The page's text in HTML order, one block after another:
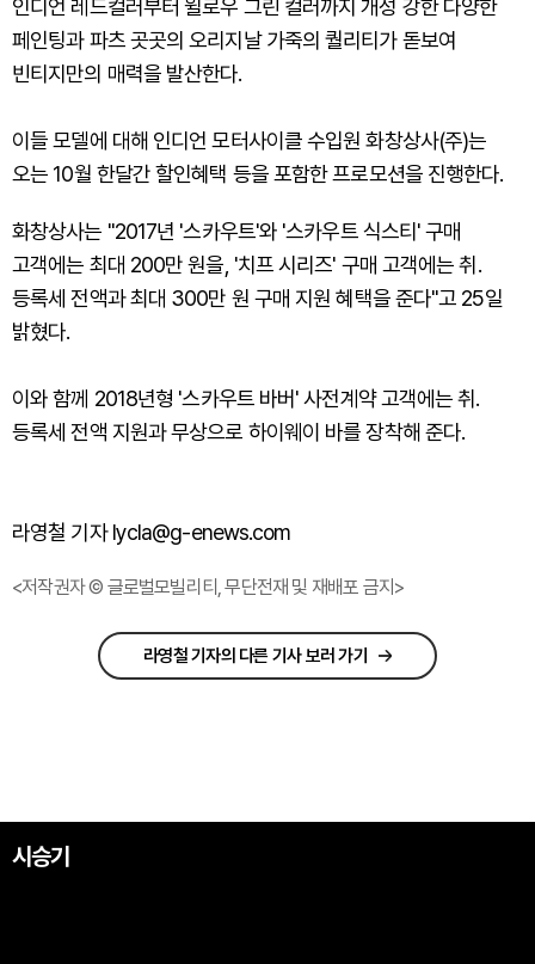
인디언 레드컬러부터 윌로우 그린 컬러까지 개성 강한 다양한
페인팅과 파츠 곳곳의 오리지날 가죽의 퀄리티가 돋보여
빈티지만의 매력을 발산한다.
이들 모델에 대해 인디언 모터사이클 수입원 화창상사(주)는
오는 10월 한달간 할인혜택 등을 포함한 프로모션을 진행한다.
화창상사는 "2017년 '스카우트'와 '스카우트 식스티' 구매
고객에는 최대 200만 원을, '치프 시리즈' 구매 고객에는 취.
등록세 전액과 최대 300만 원 구매 지원 혜택을 준다"고 25일
밝혔다.
이와 함께 2018년형 '스카우트 바버' 사전계약 고객에는 취.
등록세 전액 지원과 무상으로 하이웨이 바를 장착해 준다.
라영철 기자 lycla@g-enews.com
<저작권자 © 글로벌모빌리티, 무단전재 및 재배포 금지>
라영철 기자의 다른 기사 보러 가기
시승기